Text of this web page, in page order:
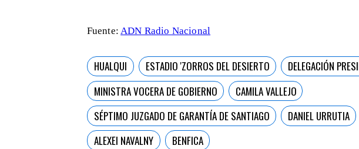
Fuente: ADN Radio Nacional
HUALQUI ESTADIO 'ZORROS DEL DESIERTO
DELEGACIÓN
MINISTRA VOCERA DE GOBIERNO
CAMILA VALLEJO
SÉPTIMO JUZGADO DE GARANTÍA DE SANTIAGO
DANIEL URRUTIA
ALEXEI NAVALNY
BENFICA